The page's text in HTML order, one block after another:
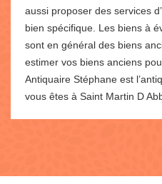
aussi proposer des services
bien spécifique. Les biens à
sont en général des biens
estimer vos biens anciens
Antiquaire Stéphane est
vous êtes à Saint Martin D